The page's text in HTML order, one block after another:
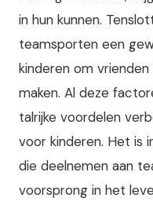
in hun kunnen.
teamsporten een
kinderen om
maken. Al deze
talrijke voordelen
voor kinderen. Het is
die deelnemen aan
voorsprong in het